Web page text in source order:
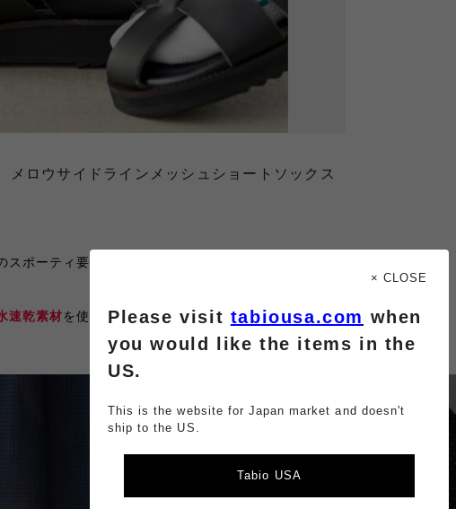
メロウサイドラインメッシュショートソックス
スポーティ要素にゴム口のメロウ加工でフェミニンさをプラスしました。
速乾素材を使用しており、足にフィットする履き心地です。
× CLOSE
Please visit tabiousa.com when
you would like the items in the
US.
This is the website for Japan market and doesn't
ship to the US.
Tabio USA